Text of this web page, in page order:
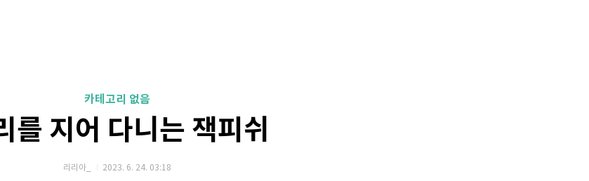
카테고리 없음
를 지어 다니는 잭피쉬
리리아_ 2023. 6. 24. 03:18